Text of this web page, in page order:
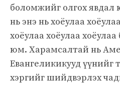
боломжийг олгох явдал
нь энэ нь хоёулаа
хоёулаа хоёулаа
юм. Харамсалтай нь
Евангеликикууд үүнийг
хэргийг шийдвэрлэх